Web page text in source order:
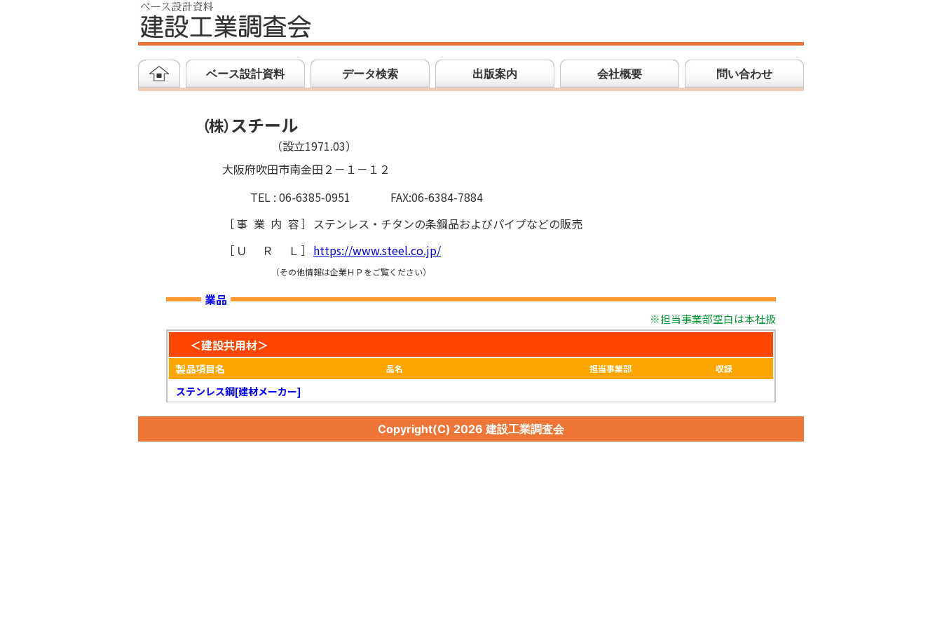
ベース設計資料 データ検索 出版案内 会社概要 問い合わせ
（株）スチール
（設立1971.03）
大阪府吹田市南金田２－１－１２
TEL : 06-6385-0951
FAX:06-6384-7884
［事業内容］ ステンレス・チタンの条鋼品およびパイプなどの販売
［ ＵＲＬ ］ https://www.steel.co.jp/
（その他情報は企業ＨＰをご覧ください）
業品
※担当事業部空白は本社扱
＜建設共用材＞
製品項目名 品名 担当事業部 収録
ステンレス鋼[建材メーカー]
Copyright(C) 2026 建設工業調査会